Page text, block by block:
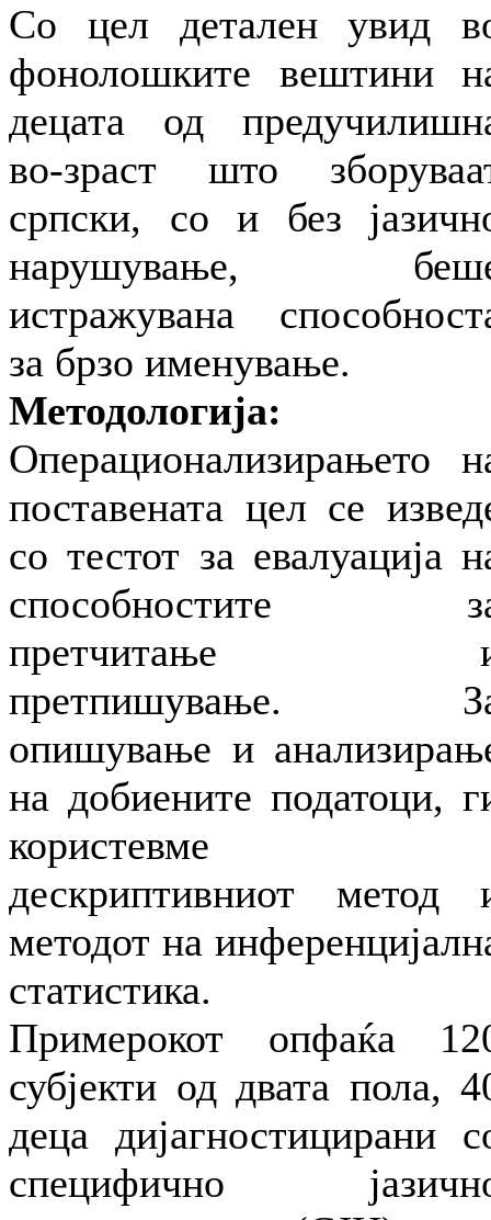
Со цел детален увид
фонолошките вештини
децата од
во-зраст што
српски, со и без
нарушување,
истражувана
за брзо именување.
Методологија:
Операционализирањето
поставената цел се
со тестот за евалуација
способностите
претчитање
претпишување.
опишување и
на добиените податоци,
користевме
дескриптивниот метод
методот на
статистика.
Примерокот опфаќа
субјекти од двата пола,
деца дијагностицирани
специфично